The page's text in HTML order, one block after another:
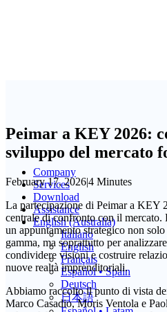
Company
Services
Download
Assistance
English (Australia)
Italiano
English
Français
Español • Spain
Deutsch
日本語
Peimar a KEY 2026:
sviluppo del mercato
February 17, 2026|4 Minutes
La partecipazione di Peimar a KEY
centrale di confronto con il
un appuntamento strategico non
gamma, ma soprattutto per
condividere visioni e costruire
nuove realtà imprenditoriali.
Abbiamo raccolto il punto di vista
Marco Casadio, Moris Ventola e